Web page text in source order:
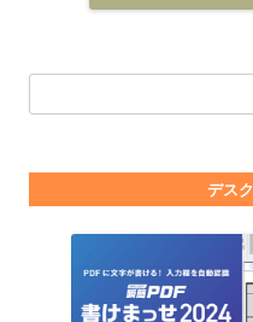
デス